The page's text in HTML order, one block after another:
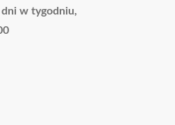
w tygodniu,